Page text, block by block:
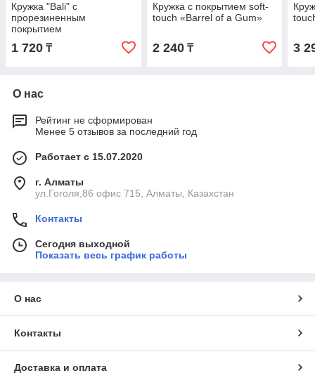
Кружка "Bali" с
прорезиненным
покрытием
1 720 ₸
Кружка с покрытием soft-
touch «Barrel of a Gum»
2 240₸ 3
О нас
Рейтинг не сформирован
Менее 5 отзывов за последний год
Работает с 15.07.2020
г. Алматы
ул.Гоголя,86 офис 715, Алматы, Казахстан
Контакты
Сегодня выходной
Показать весь график работы
О нас
Контакты
Доставка и оплата